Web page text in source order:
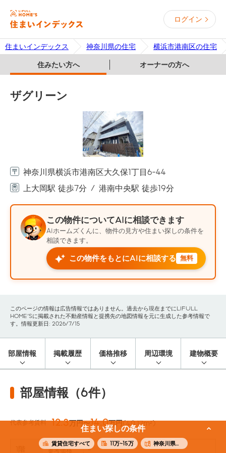
ログイン
住まいインデックス 神奈川県の住宅 横浜市港南区の住宅
住みたい方へ オーナーの方へ
住まい探しの条件
賃貸住宅すべて 11万~15万 神奈川県横浜市港南区
ザグリーン
神奈川県横浜市港南区大久保1丁目6-44
上大岡駅 徒歩7分
港南中央駅 徒歩19分
この物件についてAIに相談できます
AIホームズくんに、物件の見方や住まい探しの条件を
相談できます。
この物件をもとにAIに相談する 無料
このページの情報は広告情報ではありません。過去から現在までにLIFULL
HOME'Sに掲載された不動産情報と提携先の地図情報を元に生成した参考情報で
す。情報更新日: 2026/7/15
部屋情報 掲載履歴 価格推移 周辺環境 建物概要
部屋情報（6件）
代表参考賃料 12.3万円〜14.0万円(40.17m²)
参考価格 -